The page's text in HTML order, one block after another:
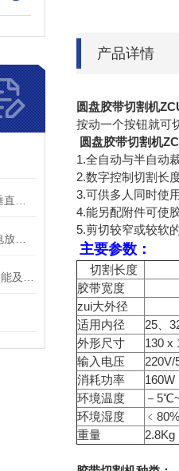
产品详情
圆盘胶带切割机
按动一个按钮就可
圆盘胶带切割机
1.全自动与半自动
2.数字控制切割长
3.可供多人同时使
4.能另配附件可使
5.剪切较窄或较软
主要参数：
切割长度
胶带宽度
zui大外径
适用内径
25、
外形尺寸
130 x
输入电压
220V/
消耗功率
160W
环境温度
－
环境湿度
重量
2.8Kg